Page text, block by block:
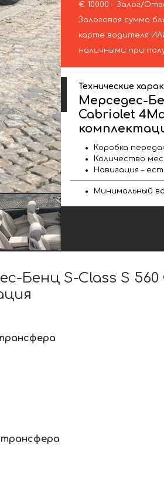
€ 10000 – Залог/
Залоговая сумма
карте водителя
наличными при
Технические
Мерседес-
Cabriolet
Коробка
Количество
Навигация –
Минимальный
Бенц S-Class S 560
трансфера